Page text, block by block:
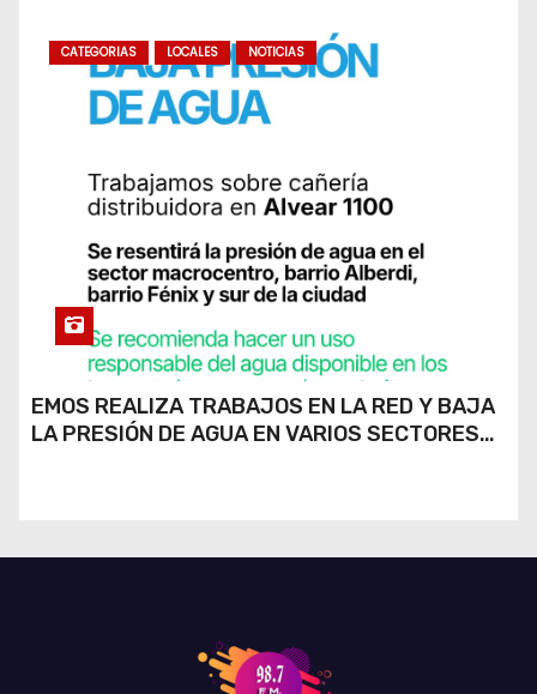
CATEGORIAS LOCALES NOTICIAS
EMOS REALIZA TRABAJOS EN LA RED Y BAJA
LA PRESIÓN DE AGUA EN VARIOS SECTORES